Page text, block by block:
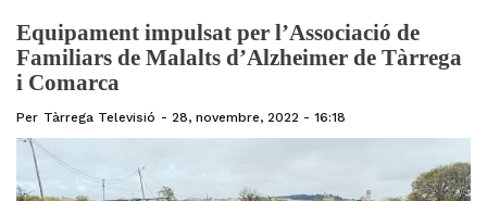
Equipament impulsat per l’Associació de
Familiars de Malalts d’Alzheimer de Tàrrega
i Comarca
Per Tàrrega Televisió 28, novembre, 2022 - 16:18